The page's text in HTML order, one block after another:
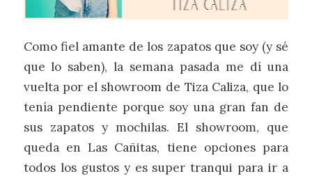
Como fiel amante de los zapatos que soy (y sé
que lo saben), la semana pasada me dí una
vuelta por el showroom de Tiza Caliza, que lo
tenía pendiente porque soy una gran fan de
sus zapatos y mochilas. El showroom, que
queda en Las Cañitas, tiene opciones para
todos los gustos y es super tranqui para ir a